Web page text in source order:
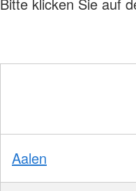
Aalen